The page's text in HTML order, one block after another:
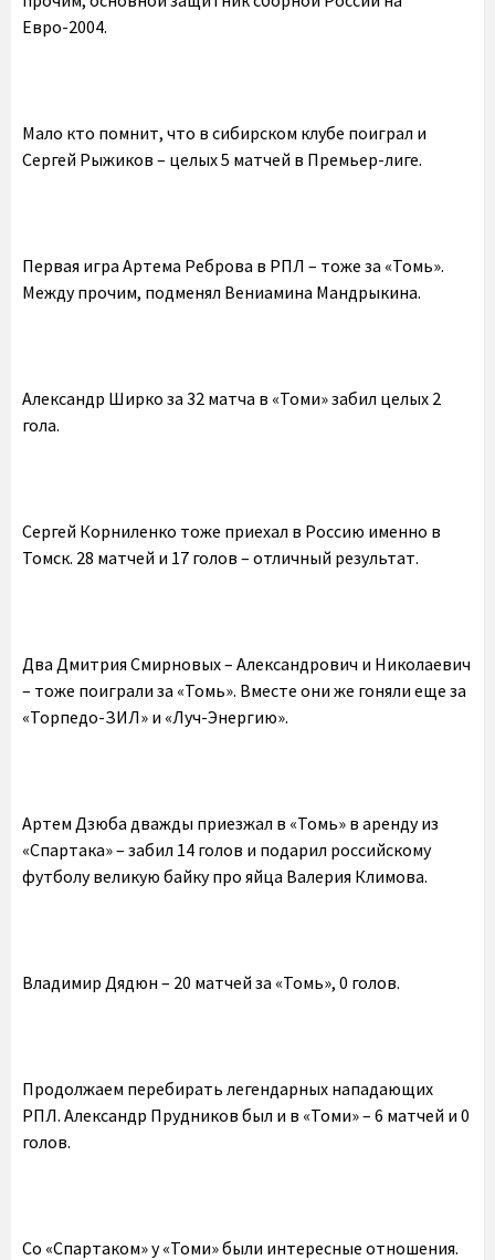
Евро-2004.
Мало кто помнит, что в сибирском клубе поиграл и
Сергей Рыжиков – целых 5 матчей в Премьер-лиге.
Первая игра Артема Реброва в РПЛ – тоже за «Томь».
Между прочим, подменял Вениамина Мандрыкина.
Александр Ширко за 32 матча в «Томи» забил целых 2
гола.
Сергей Корниленко тоже приехал в Россию именно в
Томск. 28 матчей и 17 голов – отличный результат.
Два Дмитрия Смирновых – Александрович и Николаевич
– тоже поиграли за «Томь». Вместе они же гоняли еще за
«Торпедо-ЗИЛ» и «Луч-Энергию».
Артем Дзюба дважды приезжал в «Томь» в аренду из
«Спартака» – забил 14 голов и подарил российскому
футболу великую байку про яйца Валерия Климова.
Владимир Дядюн – 20 матчей за «Томь», 0 голов.
Продолжаем перебирать легендарных нападающих
РПЛ. Александр Прудников был и в «Томи» – 6 матчей и 0
голов.
Со «Спартаком» у «Томи» были интересные отношения.